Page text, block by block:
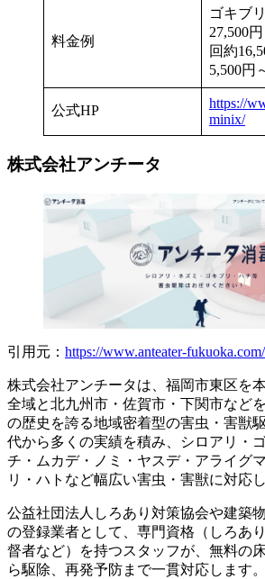
料金例
ゴキブ
27,500
回約
5,500円
公式HP
https://
minix/
株式会社アンチータ
引用元： https://www.anteater-fukuoka.com/
株式会社アンチータは、福岡市東区を
全域と北九州市・佐賀市・下関市など
の歴史を誇る地域密着型の害虫・害獣
代から多くの実績を積み、シロアリ・
チ・ムカデ・ノミ・ヤスデ・アライグ
リ・ハトなど幅広い害虫・害獣に対応
公益社団法人しろあり対策協会や建築
の登録業者として、専門資格（しろあ
督者など）を持つスタッフが、無料の
ら駆除、再発予防まで一貫対応します。